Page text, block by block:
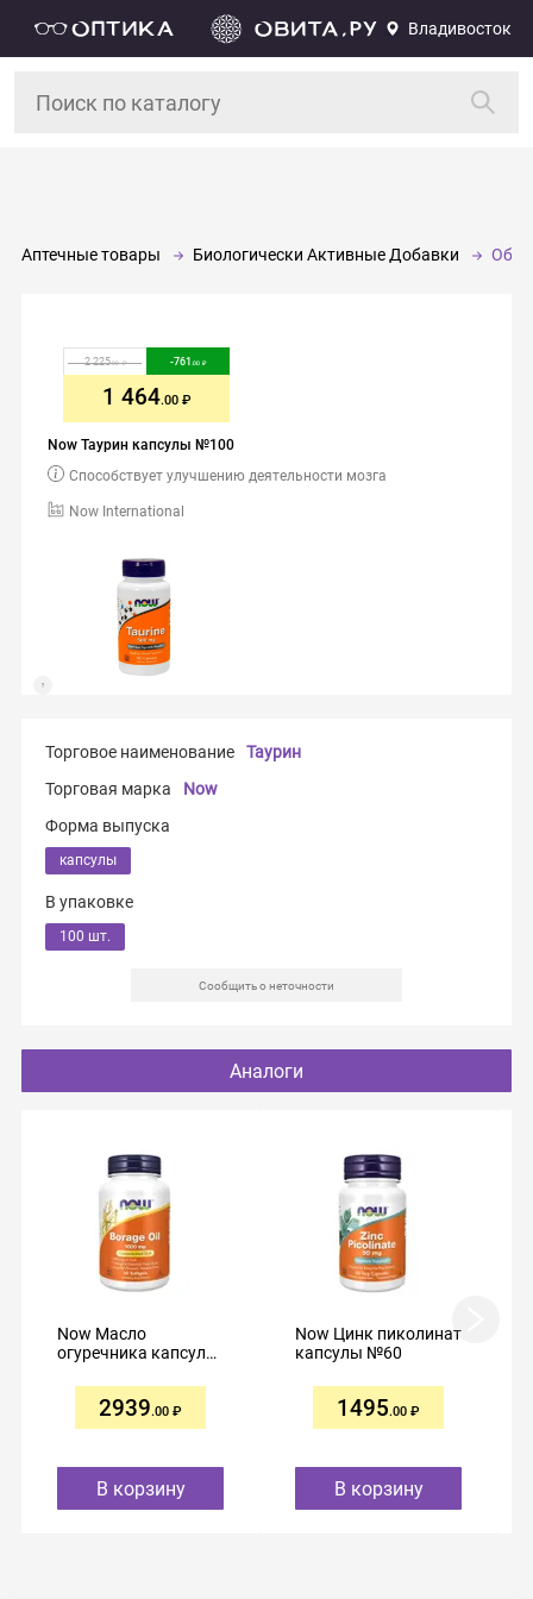
Владивосток
Аптечные товары Биологически Активные Добавки
Now Таурин капсулы №100
Now International
Способствует улучшению деятельности мозга
2 225.00 -761 .00
1 464.00
Торговое наименование
Таурин
Торговая марка
Now
Форма выпуска
капсулы
В упаковке
100 шт.
Сообщить о неточности
Аналоги
Now Масло
огуречника капсулы
2939.00
В корзину
Now Цинк пиколинат
капсулы №60
1495.00
В корзину